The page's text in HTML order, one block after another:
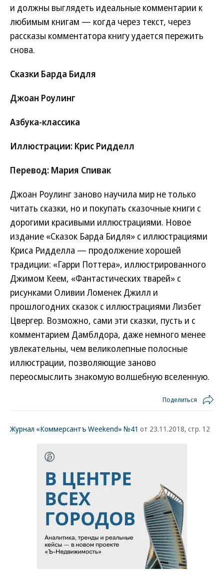
и должны выглядеть идеальные комментарии к
любимым книгам — когда через текст, через
рассказы комментатора книгу удается пережить
снова.
Сказки Барда Бидля
Джоан Роулинг
Азбука-классика
Иллюстрации: Крис Ридделл
Перевод: Мария Спивак
Джоан Роулинг заново научила мир не только
читать сказки, но и покупать сказочные книги с
дорогими красивыми иллюстрациями. Новое
издание «Сказок Барда Бидля» с иллюстрациями
Криса Ридделла — продолжение хорошей
традиции: «Гарри Поттера», иллюстрированного
Джимом Кеем, «Фантастических тварей» с
рисунками Оливии Ломенек Джилл и
прошлогодних сказок с иллюстрациями Лизбет
Цвергер. Возможно, сами эти сказки, пусть и с
комментарием Дамблдора, даже немного менее
увлекательны, чем великолепные полосные
иллюстрации, позволяющие заново
переосмыслить знакомую волшебную вселенную.
Поделиться
Журнал «Коммерсантъ Weekend» №41 от 23.11.2018, стр. 12